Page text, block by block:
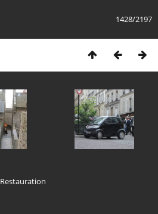
1428/2197
Restauration